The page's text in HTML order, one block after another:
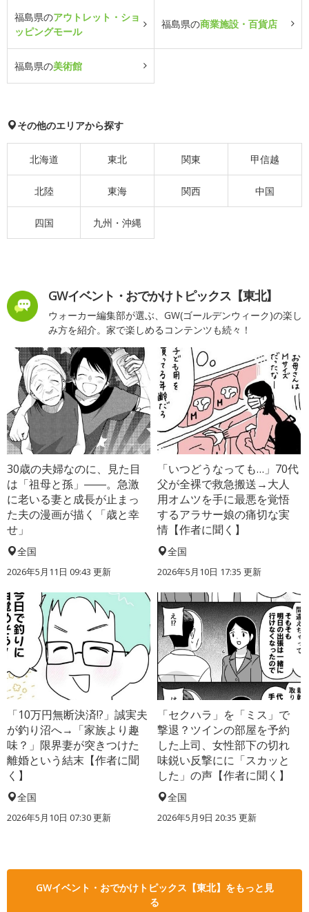
福島県のアウトレット・ショ
ッピングモール
福島県の商業施設・百貨店
福島県の美術館
その他のエリアから探す
北海道 東北 関東 甲信越
北陸 東海 関西 中国
四国 九州・沖縄
GWイベント・おでかけトピックス【東北】
ウォーカー編集部が選ぶ、GW(ゴールデンウィーク)の楽し
み方を紹介。家で楽しめるコンテンツも続々！
30歳の夫婦なのに、見た目
は「祖母と孫」――。急激
に老いる妻と成長が止まっ
た夫の漫画が描く「歳と幸
せ」
全国
2026年5月11日 09:43 更新
「いつどうなっても…」70代
父が全裸で救急搬送→大人
用オムツを手に最悪を覚悟
するアラサー娘の痛切な実
情【作者に聞く】
全国
2026年5月10日 17:35 更新
「10万円無断決済!?」誠実夫
が釣り沼へ→「家族より趣
味？」限界妻が突きつけた
離婚という結末【作者に聞
く】
全国
2026年5月10日 07:30 更新
「セクハラ」を「ミス」で
撃退？ツインの部屋を予約
した上司、女性部下の切れ
味鋭い反撃にに「スカッと
した」の声【作者に聞く】
全国
2026年5月9日 20:35 更新
GWイベント・おでかけトピックス【東北】をもっと見
る